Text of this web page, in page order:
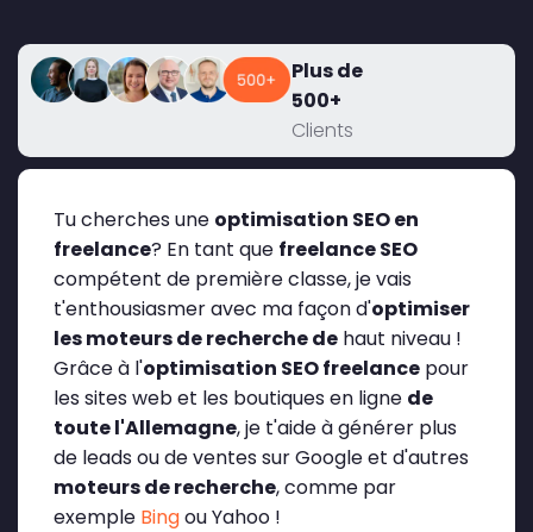
Plus de
500+
Clients
Tu cherches une optimisation SEO en
freelance? En tant que freelance SEO
compétent de première classe, je vais
t'enthousiasmer avec ma façon d'optimiser
les moteurs de recherche de haut niveau !
Grâce à l'optimisation SEO freelance pour
les sites web et les boutiques en ligne de
toute l'Allemagne, je t'aide à générer plus
de leads ou de ventes sur Google et d'autres
moteurs de recherche, comme par
exemple Bingou Yahoo !